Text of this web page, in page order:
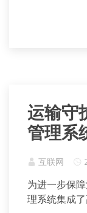
运输守
管理系
互联网
为进一步保
理系统集成了